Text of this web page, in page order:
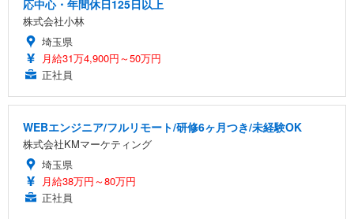
応中心・年間休日125日以上
株式会社小林
埼玉県
月給31万4,900円～50万円
正社員
WEBエンジニア/フルリモート/研修6ヶ月つき/未経験OK
株式会社KMマーケティング
埼玉県
月給38万円～80万円
正社員